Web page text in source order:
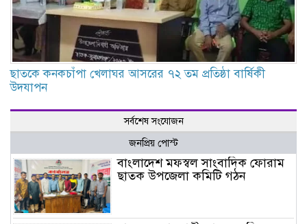
ছাতকে কনকচাঁপা খেলাঘর আসরের ৭২ তম প্রতিষ্ঠা বার্ষিকী
উদযাপন
সর্বশেষ সংযোজন
জনপ্রিয় পোস্ট
বাংলাদেশ মফস্বল সাংবাদিক ফোরাম
ছাতক উপজেলা কমিটি গঠন